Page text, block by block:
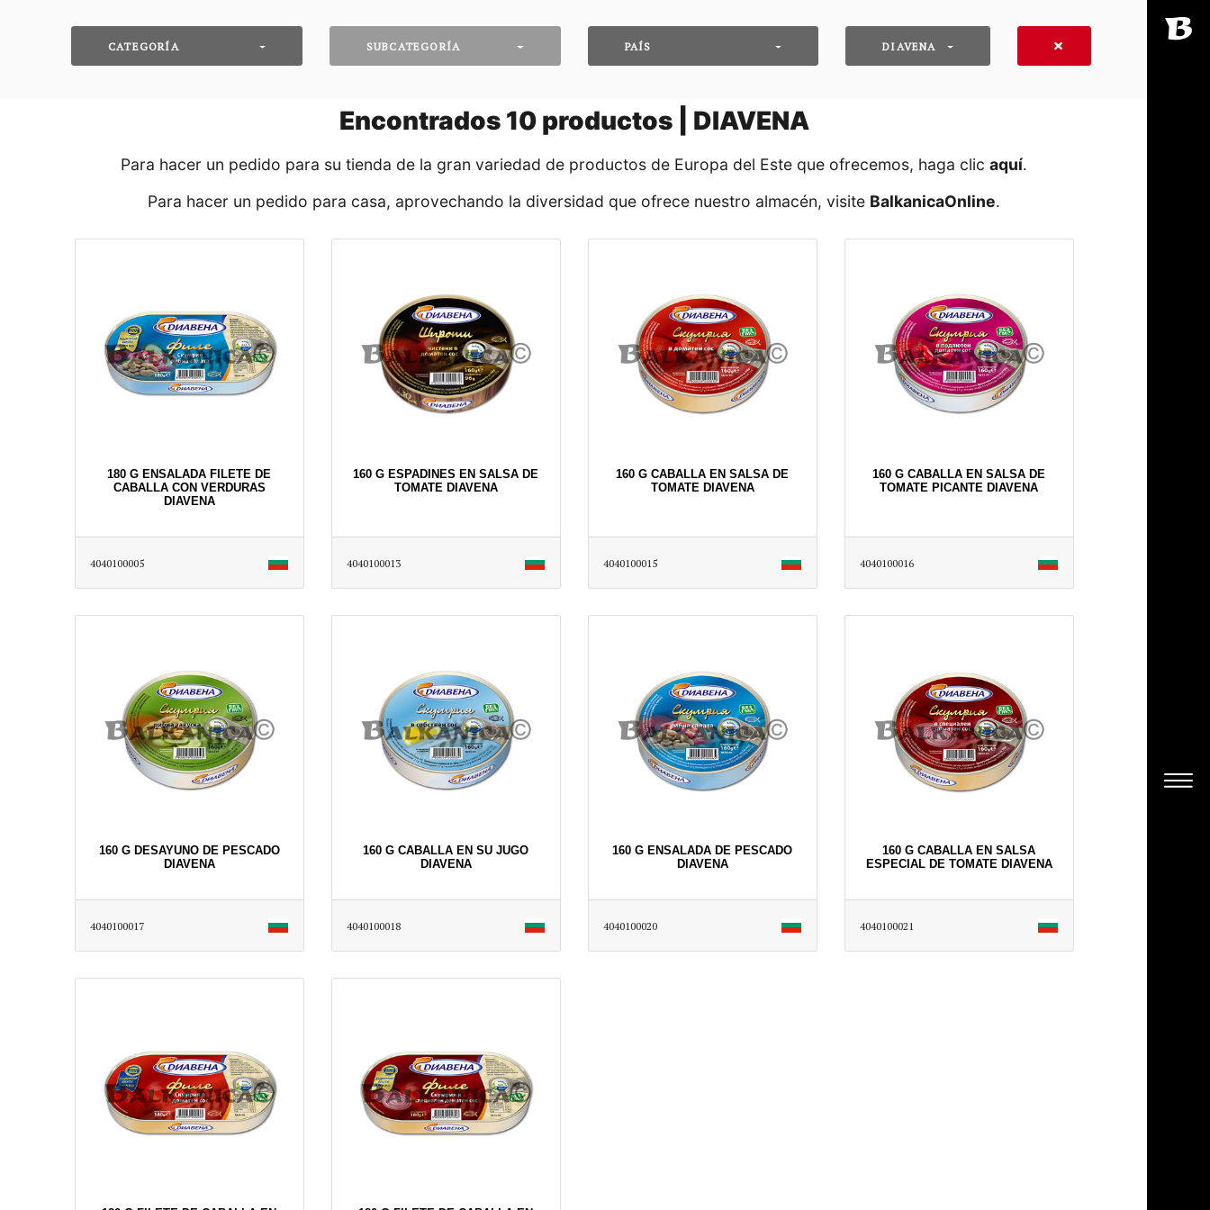
CATEGORÍA SUBCATEGORÍA PAÍS DIAVENA
Encontrados 10productos | DIAVENA
Para hacer un pedido para su tienda de la gran variedad de productos de Europa del Este que ofrecemos, haga clic aquí․
Para hacer un pedido para casa, aprovechando la diversidad que ofrece nuestro almacén, visite BalkanicaOnline․
180 G ENSALADA FILETE DE
CABALLA CON VERDURAS
DIAVENA
4040100005
160 G ESPADINES EN SALSA DE
TOMATE DIAVENA
4040100013
160 G CABALLA EN SALSA DE
TOMATE DIAVENA
4040100015
160 G CABALLA EN SALSA DE
TOMATE PICANTE DIAVENA
4040100016
160 G DESAYUNO DE PESCADO
DIAVENA
4040100017
160 G CABALLA EN SU JUGO
DIAVENA
4040100018
160 G ENSALADA DE PESCADO
DIAVENA
4040100020
160 G CABALLA EN SALSA
ESPECIAL DE TOMATE DIAVENA
4040100021